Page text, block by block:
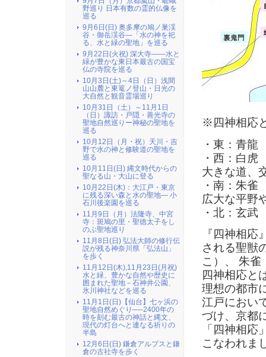
※四神相応
・東：青
・西：白虎
大きな道、
・南：朱雀
広大な平野
・北：玄
『四神相
される聖獣
こ）、 朱雀
四神相応と
理想の都市
江戸におい
づけ、京都
「四神相
こなわれま
野巡り 日本有数の霊的仏像を
巡る
9月6日(日) 奥多摩の鳩ノ巣渓
谷・御岳渓谷―「水の神を祀
る、水と緑の聖地」を巡る
9月22日(火祝) 深大寺――水と
緑が豊かな東日本最古の国宝
仏の寺院を巡る
10月3日(土)～4日（日）浅間
山山麓と東篭ノ登山・日光の
大自然と観音霊場巡り
10月31日（土）～11月1日
（日）諏訪・戸隠・善光寺の
聖地自然巡りー神秘の聖地を
巡る
10月12日（月・祝）天川・吉
野で水の神と修験道の聖地を
巡る
10月11日(日) 縄文時代からの
聖なる山・大山に登る
10月22日(木)：大江戸・東京
に残る深い森と水の聖地― 小
石川後楽園を巡る
11月9日（月）法隆寺、中宮
寺：斑鳩の里・聖徳太子をし
のぶ聖地巡り
11月8日(日) 弘法大師の修行伝
説が残る神奈川県「弘法山」
を歩く
11月12日(木),11月23日(月祝)
水と緑、豊かな自然や歴史に
囲まれた聖地－石神井公園、
氷川神社などを巡る
11月1日(日)【仙台】七ヶ浜の
聖地自然めぐり──2400年の
時を刻む最古の神話と縄文、
現代の灯台へと連なる祈りの
半島
12月6日(日) 鎌倉アルプスと鎌
倉の古社寺を歩く